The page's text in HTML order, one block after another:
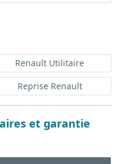
Renault Utilitaire
Reprise Renault
et garantie